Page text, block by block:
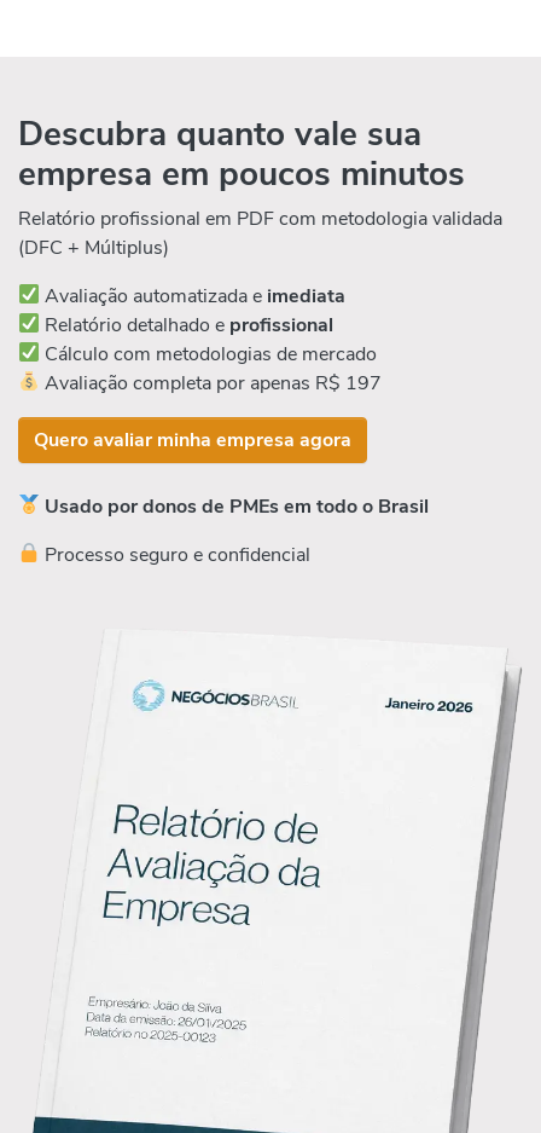
Descubra quanto vale sua
empresa em poucos minutos
Relatório profissional em PDF com metodologia validada
(DFC + Múltiplus)
Avaliação automatizada e imediata
Relatório detalhado e profissional
Cálculo com metodologias de mercado
Avaliação completa por apenas R$ 197
Quero avaliar minha empresa agora
Usado por donos de PMEs em todo o Brasil
Processo seguro e confidencial